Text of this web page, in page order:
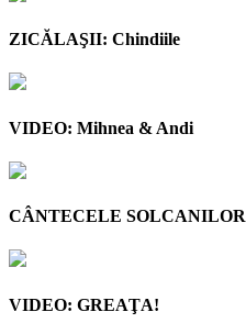
ZICĂLAŞII: Chindiile
VIDEO: Mihnea & Andi
CÂNTECELE SOLCANILOR
VIDEO: GREAŢA!